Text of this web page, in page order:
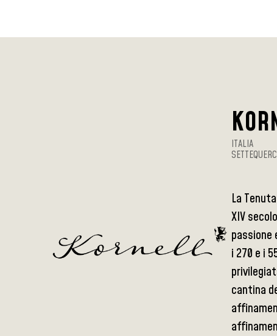
ITALIA
La
XIV
i 270 e i
cantina